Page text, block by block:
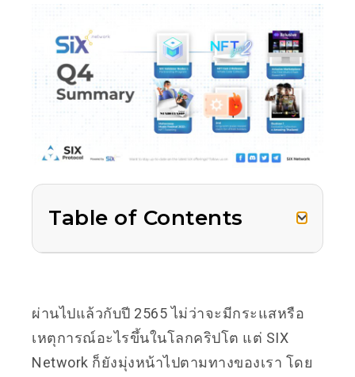
Table of Contents
ผ่านไปแล้วกับปี 2565 ไม่ว่าจะมีกระแสหรือ
เหตุการณ์อะไรขึ้นในโลกคริปโต แต่ SIX
Network ก็ยังมุ่งหน้าไปตามทางของเรา โดย